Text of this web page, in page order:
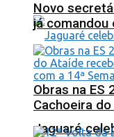
Jaguaré
Novo
já comandou
Obras na ES
Cachoeira